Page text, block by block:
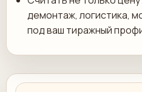
демонтаж, логистика,
под ваш тиражный